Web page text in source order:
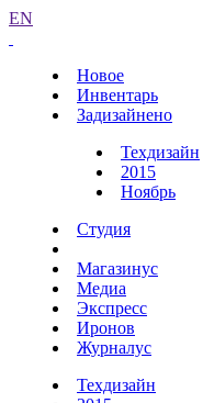
EN
Новое
Инвентарь
Задизайнено
Техдизайн
2015
Ноябрь
Студия
Магазинус
Медиа
Экспресс
Иронов
Журналус
Техдизайн